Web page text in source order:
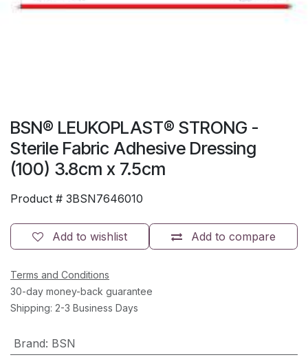
BSN® LEUKOPLAST® STRONG -
Sterile Fabric Adhesive Dressing
(100) 3.8cm x 7.5cm
Product # 3BSN7646010
Add to compare
Add to wishlist
Terms and Conditions
30-day money-back guarantee
Shipping: 2-3 Business Days
Brand: BSN